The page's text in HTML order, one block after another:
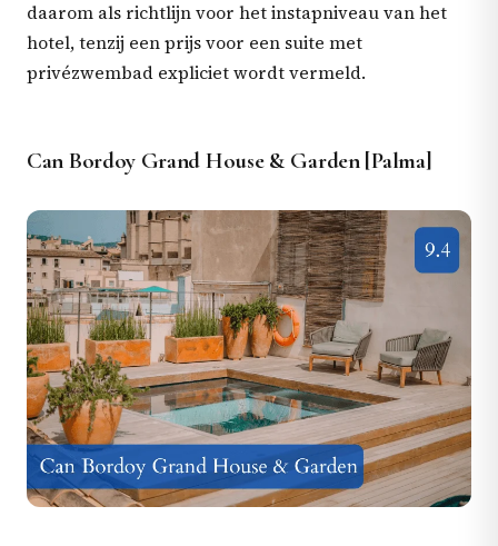
daarom als richtlijn voor het instapniveau van het
hotel, tenzij een prijs voor een suite met
privézwembad expliciet wordt vermeld.
Can Bordoy Grand House & Garden [Palma]